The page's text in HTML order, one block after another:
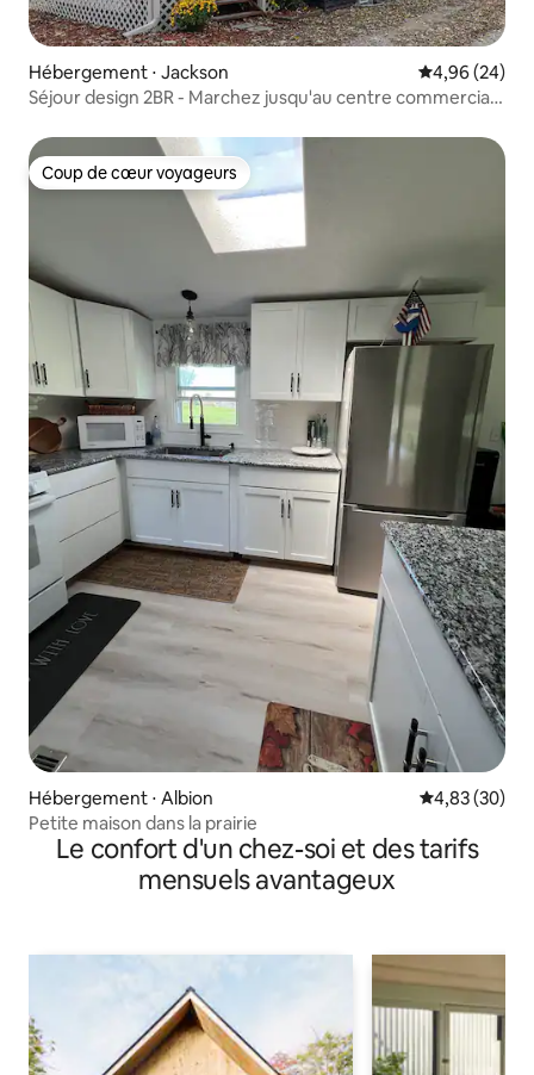
Hébergement ⋅ Jackson Évaluation
4,96 (24)
Séjour design 2BR - Marchez jusqu'au centre commercial
Coup de cœur voyageurs
Coup de cœur voyageurs
Hébergement ⋅ Albion Évaluation
4,83 (30)
Petite maison dans la prairie
Le confort d'un chez-soi et des tarifs
mensuels avantageux